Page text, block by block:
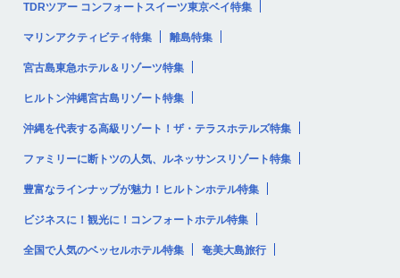
TDRツアー コンフォートスイーツ東京ベイ特集
マリンアクティビティ特集 離島特集
宮古島東急ホテル＆リゾーツ特集
ヒルトン沖縄宮古島リゾート特集
沖縄を代表する高級リゾート！ザ・テラスホテルズ特集
ファミリーに断トツの人気、ルネッサンスリゾート特集
豊富なラインナップが魅力！ヒルトンホテル特集
ビジネスに！観光に！コンフォートホテル特集
全国で人気のベッセルホテル特集 奄美大島旅行